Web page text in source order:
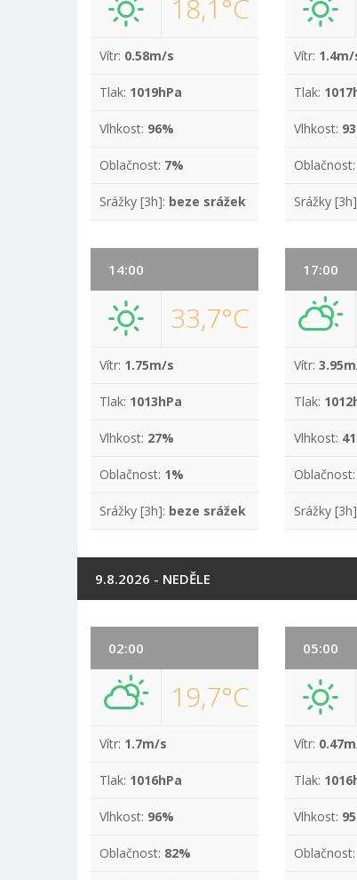
18,1°C
Vítr: 0.58m/s
Tlak: 1019hPa
Vlhkost: 96%
Oblačnost: 7%
Srážky [3h]: beze srážek
Vítr: 1.4m/
Tlak:
Vlhkost:
Oblačnost:
Srážky
14:00
33,7°C
Vítr: 1.75m/s
Tlak: 1013hPa
Vlhkost: 27%
Oblačnost: 1%
Srážky [3h]: beze srážek
17:00
Vítr:
Tlak:
Vlhkost:
Srážky
9.8.2026 - NEDĚLE
02:00
19,7°C
Vítr: 1.7m/s
Tlak: 1016hPa
Vlhkost: 96%
Oblačnost: 82%
05:00
Vítr:
Tlak:
Vlhkost:
Oblačnost: